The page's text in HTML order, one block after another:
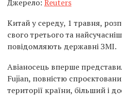
Джерело: Reuters
Китай у середу, 1 травня,
свого третього та
повідомляють державні ЗМІ.
Авіаносець вперше
Fujian, повністю
території країни, більший і